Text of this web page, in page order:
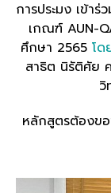
การประมง เข้า
เกณฑ์ AUN-
ศึกษา 2565 โด
สาธิต นิรัติศัย
วิ
หลักสูตรต้องข